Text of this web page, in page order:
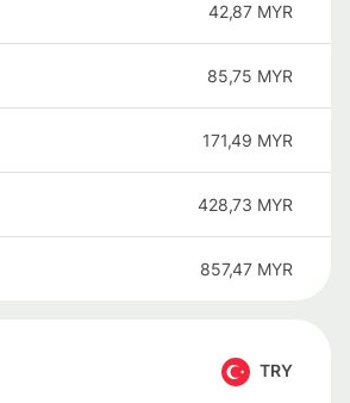
42,87 MYR
85,75 MYR
171,49 MYR
428,73 MYR
857,47 MYR
TRY